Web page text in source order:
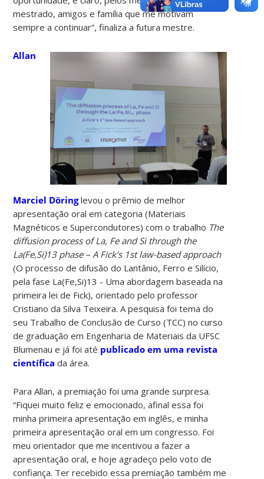
mestrado, amigos e família que me motivam
sempre a continuar”, finaliza a futura mestre.
Allan
Marciel Döringlevou o prêmio de melhor
apresentação oral em categoria (Materiais
Magnéticos e Supercondutores) com o trabalho The
diffusion process of La, Fe and Si through the
La(Fe,Si)13 phase – A Fick’s 1st law-based approach
(O processo de difusão do Lantânio, Ferro e Silício,
pela fase La(Fe,Si)13 - Uma abordagem baseada na
primeira lei de Fick), orientado pelo professor
Cristiano da Silva Teixeira. A pesquisa foi tema do
seu Trabalho de Conclusão de Curso (TCC) no curso
de graduação em Engenharia de Materiais da UFSC
Blumenau e já foi até publicado em uma revista
científica da área.
Para Allan, a premiação foi uma grande surpresa.
“Fiquei muito feliz e emocionado, afinal essa foi
minha primeira apresentação em inglês, e minha
primeira apresentação oral em um congresso. Foi
meu orientador que me incentivou a fazer a
apresentação oral, e hoje agradeço pelo voto de
confiança. Ter recebido essa premiação também me